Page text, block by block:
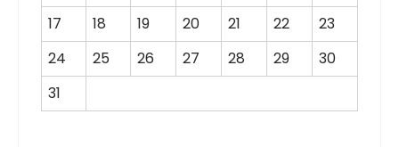
17
18 19 20 21 22
23
24
25 26 27 28 29
30
31